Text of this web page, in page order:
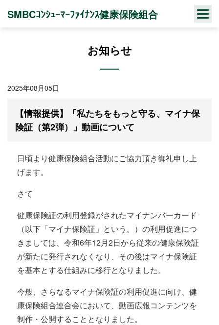
SMBCｺﾝｼｭｰﾏｰﾌｧｲﾅﾝｽ健康保険組合
お知らせ
2025年08月05日
【情報提供】「私たちをもっと守る、マイナ保
険証（第2弾）」動画について
日頃より健康保険組合活動にご協力頂き御礼申し上
げます。
さて
健康保険証の利用登録がされたマイナンバーカード
（以下「マイナ保険証」という。）の利用促進につ
きましては、令和6年12月2日から従来の健康保険証
が新たに発行されなくなり、その後はマイナ保険証
を基本とする仕組みに移行となりました。
今般、さらなるマイナ保険証の利用促進に向け、健
康保険組合連合会において、動画広報コンテンツを
制作・公開することとなりました。